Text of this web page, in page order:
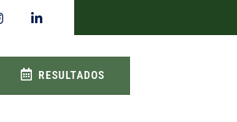
RESULTADOS